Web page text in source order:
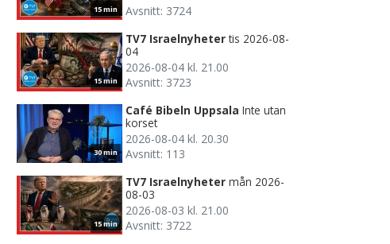
15 min
Avsnitt: 3724
15 min
TV7 Israelnyheter tis 2026-08-
04
2026-08-04 kl. 21.00
Avsnitt: 3723
30 min
Café Bibeln Uppsala Inte utan
korset
2026-08-04 kl. 20.30
Avsnitt: 113
15 min
TV7 Israelnyheter mån 2026-
08-03
2026-08-03 kl. 21.00
Avsnitt: 3722